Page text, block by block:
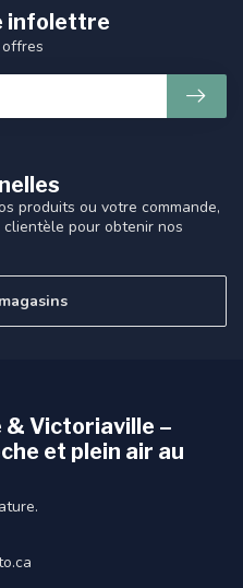
produits ou votre commande,
pour obtenir nos
infolettre
Victoriaville –
et plein air au